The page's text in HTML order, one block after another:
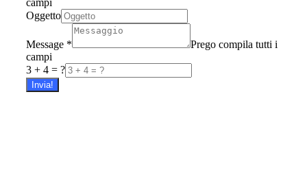
Oggetto
Message *
Prego compila tutti i
campi
3 + 4 = ?
Invia!